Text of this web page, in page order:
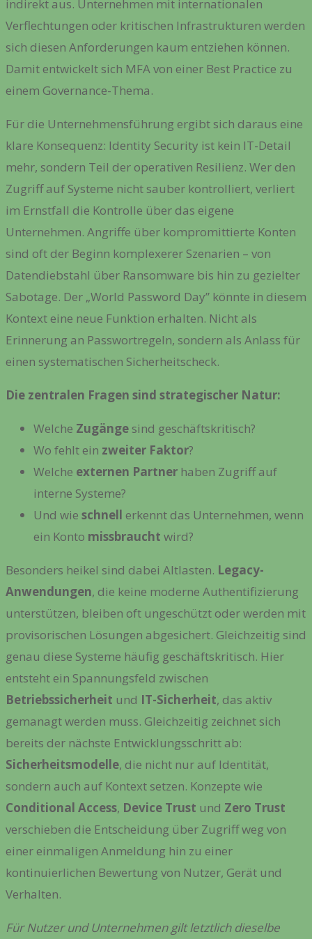
indirekt aus. Unternehmen mit internationalen
Verflechtungen oder kritischen Infrastrukturen werden
sich diesen Anforderungen kaum entziehen können.
Damit entwickelt sich MFA von einer Best Practice zu
einem Governance-Thema.
Für die Unternehmensführung ergibt sich daraus eine
klare Konsequenz: Identity Security ist kein IT-Detail
mehr, sondern Teil der operativen Resilienz. Wer den
Zugriff auf Systeme nicht sauber kontrolliert, verliert
im Ernstfall die Kontrolle über das eigene
Unternehmen. Angriffe über kompromittierte Konten
sind oft der Beginn komplexerer Szenarien – von
Datendiebstahl über Ransomware bis hin zu gezielter
Sabotage. Der „World Password Day” könnte in diesem
Kontext eine neue Funktion erhalten. Nicht als
Erinnerung an Passwortregeln, sondern als Anlass für
einen systematischen Sicherheitscheck.
Die zentralen Fragen sind strategischer Natur:
Welche Zugänge sind geschäftskritisch?
Wo fehlt ein zweiter Faktor?
Welche externen Partner haben Zugriff auf
interne Systeme?
Und wie schnell erkennt das Unternehmen, wenn
ein Konto missbraucht wird?
Besonders heikel sind dabei Altlasten. Legacy-
Anwendungen, die keine moderne Authentifizierung
unterstützen, bleiben oft ungeschützt oder werden mit
provisorischen Lösungen abgesichert. Gleichzeitig sind
genau diese Systeme häufig geschäftskritisch. Hier
entsteht ein Spannungsfeld zwischen
Betriebssicherheit und IT-Sicherheit, das aktiv
gemanagt werden muss. Gleichzeitig zeichnet sich
bereits der nächste Entwicklungsschritt ab:
Sicherheitsmodelle, die nicht nur auf Identität,
sondern auch auf Kontext setzen. Konzepte wie
Conditional Access, Device Trust und Zero Trust
verschieben die Entscheidung über Zugriff weg von
einer einmaligen Anmeldung hin zu einer
kontinuierlichen Bewertung von Nutzer, Gerät und
Verhalten.
Für Nutzer und Unternehmen gilt letztlich dieselbe